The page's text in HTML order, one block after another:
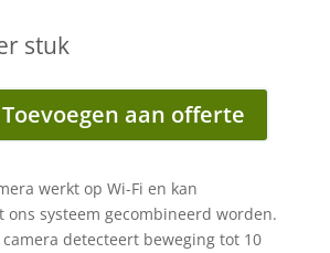
stuk
Toevoegen aan offerte
werkt op Wi-Fi en kan
ons systeem gecombineerd worden.
camera detecteert beweging tot 10